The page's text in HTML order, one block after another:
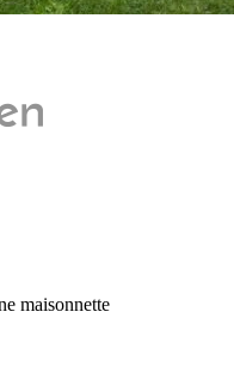
maisonnette